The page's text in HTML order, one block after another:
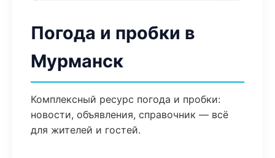
Погода и пробки в
Мурманск
Комплексный ресурс погода и пробки:
новости, объявления, справочник — всё
для жителей и гостей.